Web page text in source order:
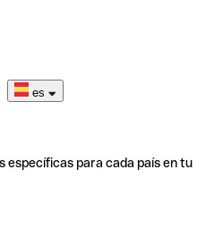
es
específicas para cada país en tu